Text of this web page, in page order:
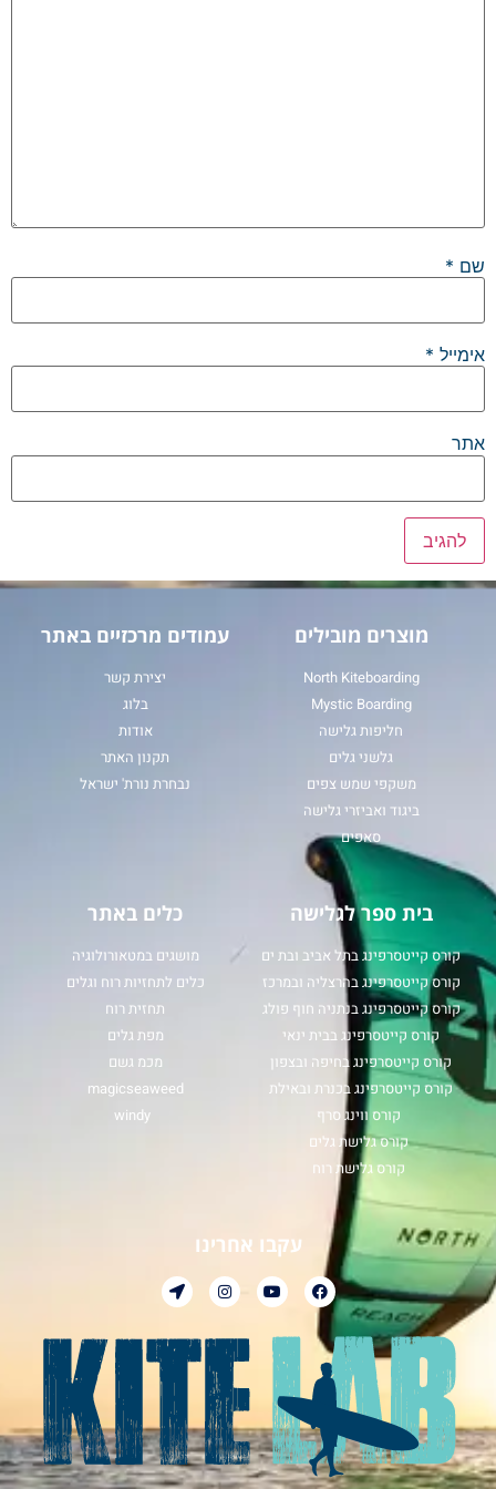
שם *
אימייל *
אתר
מוצרים מובילים
North Kiteboarding
Mystic Boarding
חליפות גלישה
גלשני גלים
משקפי שמש צפים
ביגוד ואביזרי גלישה
סאפים
עמודים מרכזיים באתר
יצירת קשר
בלוג
אודות
תקנון האתר
נבחרת נורת' ישראל
בית ספר לגלישה
קורס קייטסרפינג בתל אביב ובת ים
קורס קייטסרפינג בהרצליה ובמרכז
קורס קייטסרפינג בנתניה חוף פולג
קורס קייטסרפינג בבית ינאי
קורס קייטסרפינג בחיפה ובצפון
קורס קייטסרפינג בכנרת ובאילת
קורס ווינג סרף
קורס גלישת גלים
קורס גלישת רוח
כלים באתר
מושגים במטאורולוגיה
כלים לתחזיות רוח וגלים
תחזית רוח
מפת גלים
מכמ גשם
magicseaweed
windy
עקבו אחרינו